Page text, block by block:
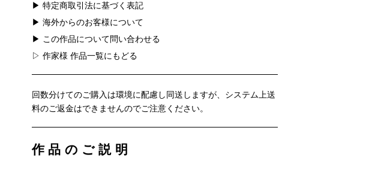
▶ 特定商取引法に基づく表記
▶ 海外からのお客様について
▶ この作品について問い合わせる
▷ 作家様 作品一覧にもどる
回数分けてのご購入は環境に配慮し同送しますが、システム上送
料のご返金はできませんのでご注意ください。
作品のご説明